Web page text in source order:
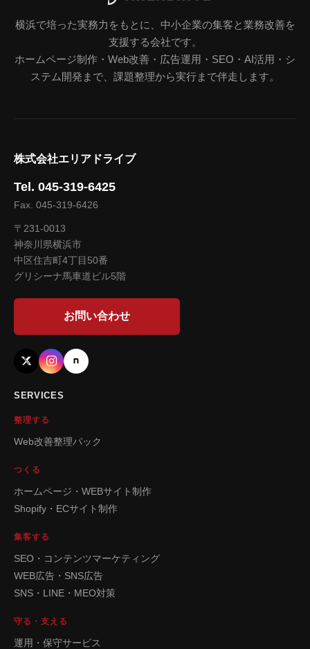
横浜で培った実務力をもとに、中小企業の集客と業務改善を
支援する会社です。
ホームページ制作・Web改善・広告運用・SEO・AI活用・シ
ステム開発まで、課題整理から実行まで伴走します。
株式会社エリアドライブ
Tel. 045-319-6425
Fax. 045-319-6426
〒231-0013
神奈川県横浜市
中区住吉町4丁目50番
グリシーナ馬車道ビル5階
お問い合わせ
SERVICES
整理する
Web改善整理パック
つくる
ホームページ・WEBサイト制作
Shopify・ECサイト制作
集客する
SEO・コンテンツマーケティング
WEB広告・SNS広告
SNS・LINE・MEO対策
守る・支える
運用・保守サービス